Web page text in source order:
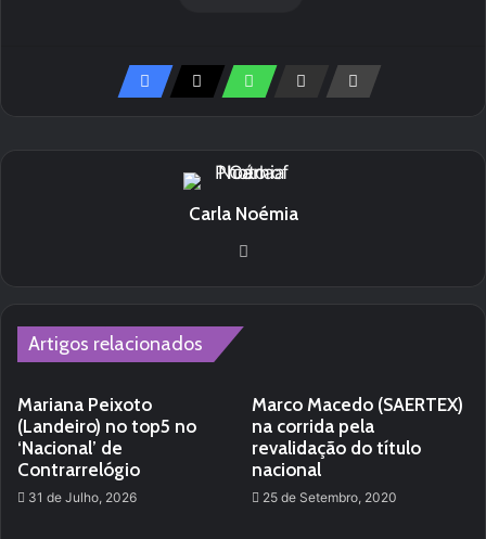
Carla Noémia
Artigos relacionados
Mariana Peixoto
(Landeiro) no top5 no
‘Nacional’ de
Contrarrelógio
31 de Julho, 2026
Marco Macedo (SAERTEX)
na corrida pela
revalidação do título
nacional
25 de Setembro, 2020